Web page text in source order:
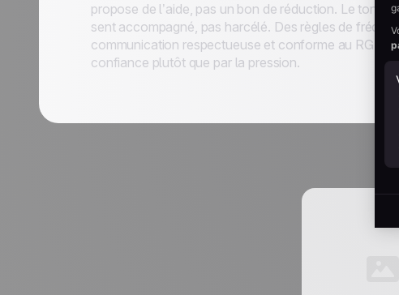
propose de l’aide, pas un bon de réduction. Le ton
sent accompagné, pas harcélé. Des règles de
communication respectueuse et conforme au
confiance plutôt que par la pression.
40 cas d'usage